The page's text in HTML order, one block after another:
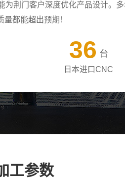
荆门客户深度优化产品设计。
都能超出预期！
36 台
日本进口CNC
工参数